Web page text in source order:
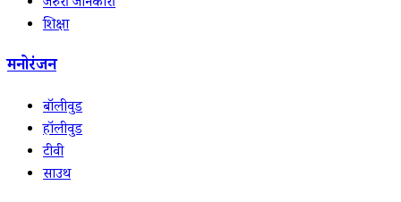
शिक्षा
मनोरंजन
बॉलीवुड
हॉलीवुड
टीवी
साउथ